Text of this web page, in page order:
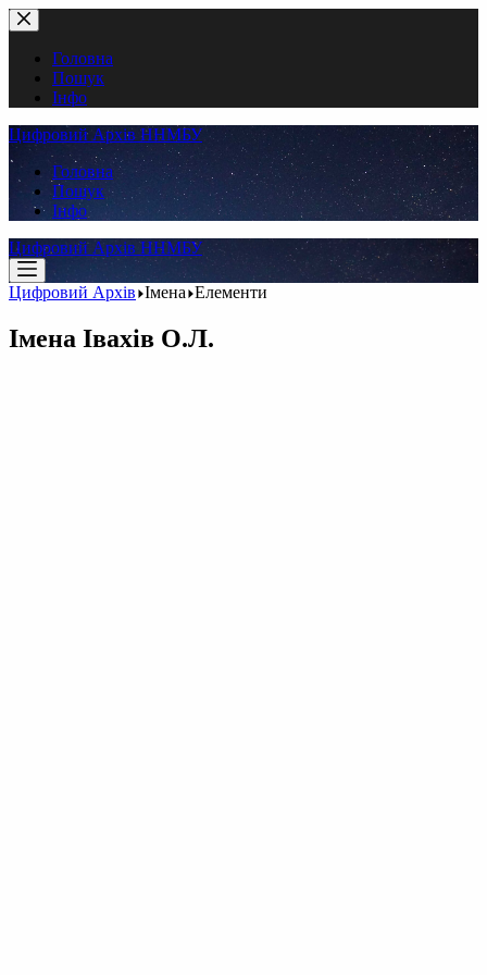
Перейти
до
вмістуГоловна
Пошук
Інфо
Цифровий Архів ННМБУ
Головна
Пошук
Інфо
Цифровий Архів ННМБУ
Цифровий Архів Імена Елементи
Імена Івахів О.Л.